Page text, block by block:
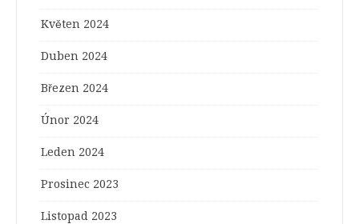
Květen 2024
Duben 2024
Březen 2024
Únor 2024
Leden 2024
Prosinec 2023
Listopad 2023